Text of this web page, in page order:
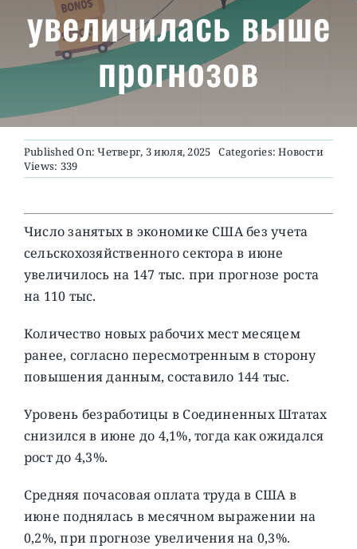
ТЕМАТИЧЕСКИЕ ETF
АКТУАЛЬНЫЕ
О ПРОЕКТЕ
увеличилась выше
прогнозов
Published On: Четверг, 3 июля, 2025 Categories:Новости
Views: 339
Число занятых в экономике США без учета
сельскохозяйственного сектора в июне
увеличилось на 147 тыс. при прогнозе роста
на 110 тыс.
Количество новых рабочих мест месяцем
ранее, согласно пересмотренным в сторону
повышения данным, составило 144 тыс.
Уровень безработицы в Соединенных Штатах
снизился в июне до 4,1%, тогда как ожидался
рост до 4,3%.
Средняя почасовая оплата труда в США в
июне поднялась в месячном выражении на
0,2%, при прогнозе увеличения на 0,3%.